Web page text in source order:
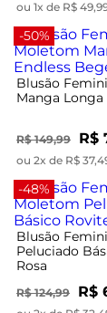
ou 1x de R$
-50%
Blusão
Manga Longa
R$ 149,99 R$
ou 2x de R$
-48%
Blusão
Peluciado
Rosa
R$ 124,99 R$